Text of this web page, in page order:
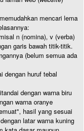
mencari lema
n (nomina), v (verba)
garis bawah titik-titik.
(belum semua ada
dengan huruf tebal
dengan warna biru
warna oranye
hasil yang sesuai
latar warna kuning